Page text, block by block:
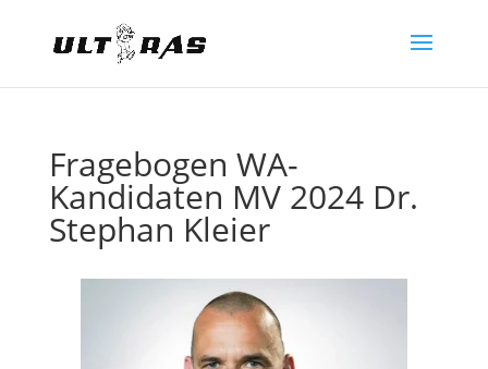
Fragebogen WA-
Kandidaten MV 2024 Dr.
Stephan Kleier